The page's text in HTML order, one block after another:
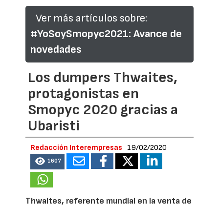
Ver más artículos sobre:
#YoSoySmopyc2021: Avance de
novedades
Los dumpers Thwaites,
protagonistas en
Smopyc 2020 gracias a
Ubaristi
Redacción Interempresas 19/02/2020
1607
Thwaites, referente mundial en la venta de